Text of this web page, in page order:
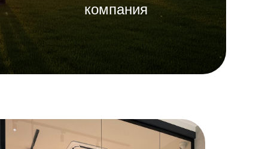
компания